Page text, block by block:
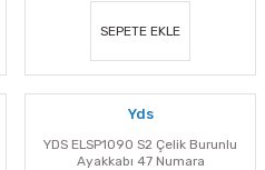
SEPETE EKLE
Yds
YDS ELSP1090 S2 Çelik Burunlu
Ayakkabı 47 Numara